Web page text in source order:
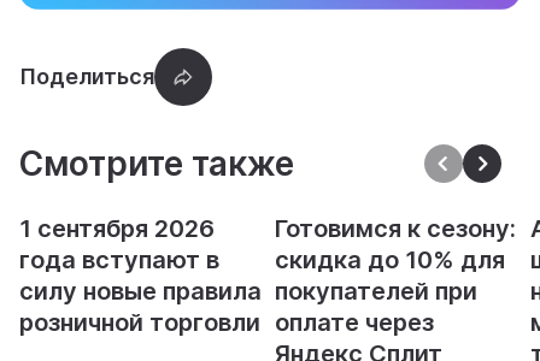
Смотрите также
1 сентября 2026
года вступают в
силу новые правила
розничной торговли
Готовимся к сезону:
скидка до 10% для
покупателей при
оплате через
Яндекс Сплит